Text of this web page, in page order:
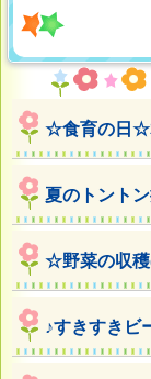
☆食育の日☆
夏のトント
☆野菜の収
♪すきすきビ